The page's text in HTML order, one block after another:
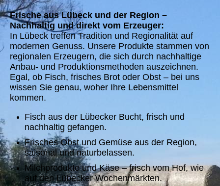
Frische aus Lübeck und der Region –
Nachhaltig und direkt vom Erzeuger:
In Lübeck treffen Tradition und Regionalität auf
modernen Genuss. Unsere Produkte stammen von
regionalen Erzeugern, die sich durch nachhaltige
Anbau- und Produktionsmethoden auszeichnen.
Egal, ob Fisch, frisches Brot oder Obst – bei uns
wissen Sie genau, woher Ihre Lebensmittel
kommen.
Fisch aus der Lübecker Bucht, frisch und
nachhaltig gefangen.
Frisches Obst und Gemüse aus der Region,
saisonal und naturbelassen.
Milchprodukte und Käse – frisch vom Hof, wie
auf den Lübecker Wochenmärkten.